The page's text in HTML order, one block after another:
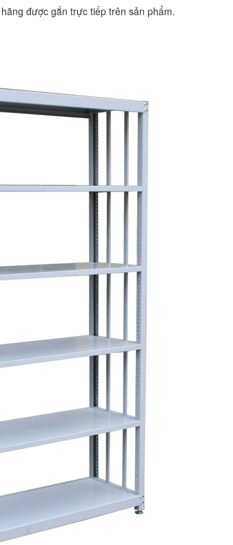
được gắn trực tiếp trên sản phẩm.